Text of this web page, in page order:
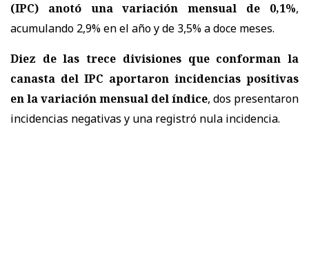
(IPC) anotó una variación mensual de 0,1%,
acumulando 2,9% en el año y de 3,5% a doce meses.
Diez de las trece divisiones que conforman la
canasta del IPC aportaron incidencias positivas
en la variación mensual del índice, dos presentaron
incidencias negativas y una registró nula incidencia.